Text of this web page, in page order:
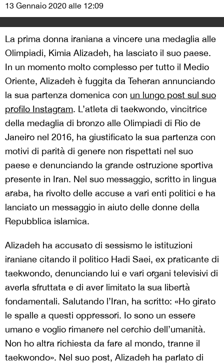
13 Gennaio 2020 alle 12:09
La prima donna iraniana a vincere una medaglia alle
Olimpiadi, Kimia Alizadeh, ha lasciato il suo paese.
In un momento molto complesso per tutto il Medio
Oriente, Alizadeh è fuggita da Teheran annunciando
la sua partenza domenica con un lungo post sul suo
profilo Instagram. L’atleta di taekwondo, vincitrice
della medaglia di bronzo alle Olimpiadi di Rio de
Janeiro nel 2016, ha giustificato la sua partenza con
motivi di parità di genere non rispettati nel suo
paese e denunciando la grande ostruzione sportiva
presente in Iran. Nel suo messaggio, scritto in lingua
araba, ha rivolto delle accuse a vari enti politici e ha
lanciato un messaggio in aiuto delle donne della
Repubblica islamica.
Alizadeh ha accusato di sessismo le istituzioni
iraniane citando il politico Hadi Saei, ex praticante di
taekwondo, denunciando lui e vari organi televisivi di
averla sfruttata e di aver limitato la sua libertà
fondamentali. Salutando l’Iran, ha scritto: «Ho girato
le spalle a questi oppressori. Io sono un essere
umano e voglio rimanere nel cerchio dell’umanità.
Non ho altra richiesta da fare al mondo, tranne il
taekwondo». Nel suo post, Alizadeh ha parlato di